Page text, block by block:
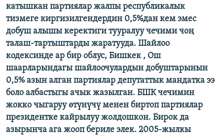
катышкан партиялар жалпы республикалык
тизмеге киргизилгендердин 0,5%дан кем эмес
добуш алышы керектиги тууралуу чечими чоң
талаш-тартыштарды жаратууда. Шайлоо
кодексинде ар бир облус, Бишкек , Ош
шаарларындагы шайлоочулардын добуштарынын
0,5% азын алган партиялар депутаттык мандатка ээ
боло албастыгы ачык жазылган. БШК чечимин
жокко чыгаруу өтүнүчү менен биртоп партиялар
президентке кайрылуу жолдошкон. Бирок да
азырынча ага жооп бериле элек. 2005-жылкы